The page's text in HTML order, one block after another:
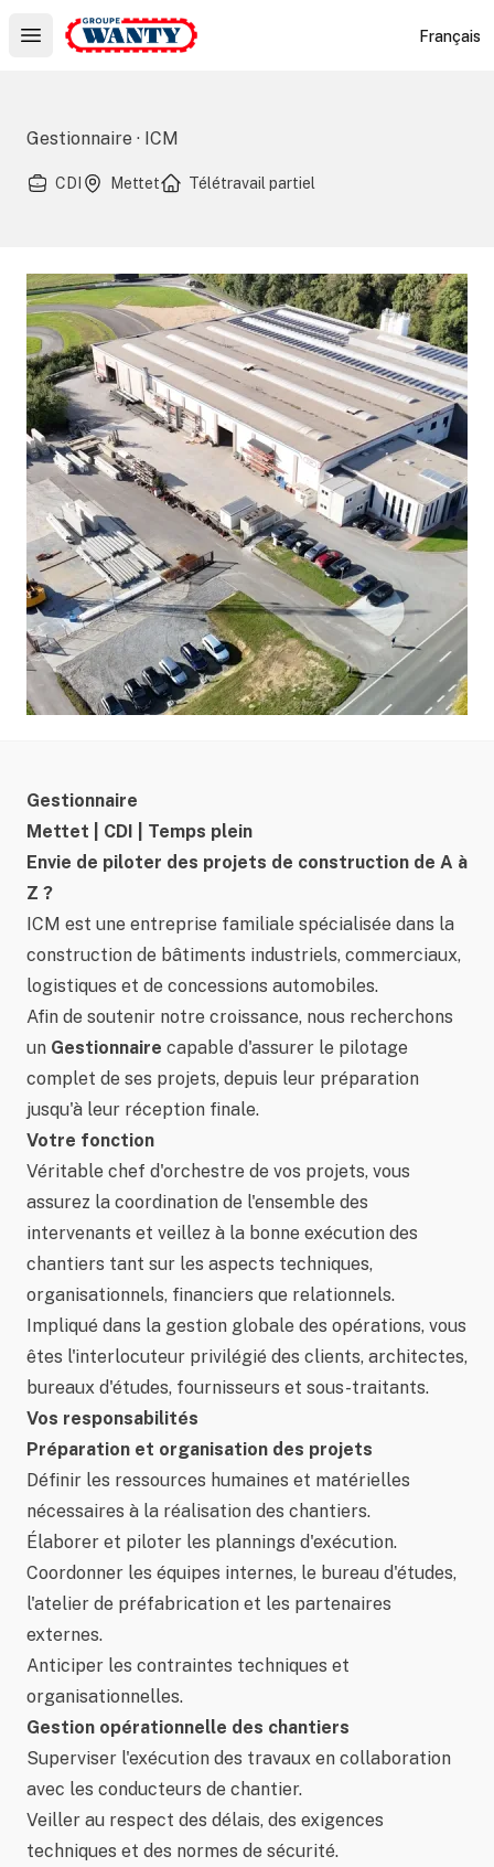
Open main menu
Le Groupe Wanty Français
Gestionnaire · ICM
CDI Mettet Télétravail partiel
Gestionnaire
Mettet | CDI | Temps plein
Envie de piloter des projets de construction de A à
Z ?
ICM est une entreprise familiale spécialisée dans la
construction de bâtiments industriels, commerciaux,
logistiques et de concessions automobiles.
Afin de soutenir notre croissance, nous recherchons
un Gestionnaire capable d'assurer le pilotage
complet de ses projets, depuis leur préparation
jusqu'à leur réception finale.
Votre fonction
Véritable chef d'orchestre de vos projets, vous
assurez la coordination de l'ensemble des
intervenants et veillez à la bonne exécution des
chantiers tant sur les aspects techniques,
organisationnels, financiers que relationnels.
Impliqué dans la gestion globale des opérations, vous
êtes l'interlocuteur privilégié des clients, architectes,
bureaux d'études, fournisseurs et sous-traitants.
Vos responsabilités
Préparation et organisation des projets
Définir les ressources humaines et matérielles
nécessaires à la réalisation des chantiers.
Élaborer et piloter les plannings d'exécution.
Coordonner les équipes internes, le bureau d'études,
l'atelier de préfabrication et les partenaires
externes.
Anticiper les contraintes techniques et
organisationnelles.
Gestion opérationnelle des chantiers
Superviser l'exécution des travaux en collaboration
avec les conducteurs de chantier.
Veiller au respect des délais, des exigences
techniques et des normes de sécurité.